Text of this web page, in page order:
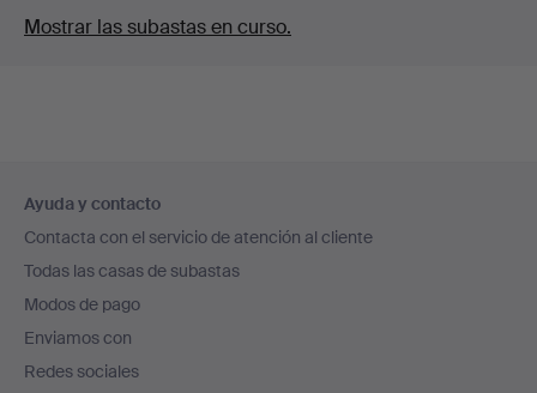
Mostrar las subastas en curso.
en
el
pie
de
página
Ayuda y contacto
Contacta con el servicio de atención al cliente
Todas las casas de subastas
Modos de pago
Enviamos con
Redes sociales